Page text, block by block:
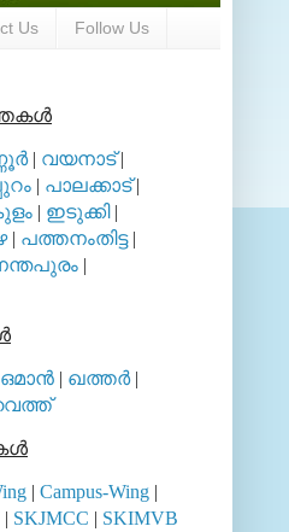
Us Follow Us
| വയനാട്|
| പാലക്കാട്|
| ഇടുക്കി|
| പത്തനംതിട്ട|
|
ഒമാന്‍ | ഖത്തര്‍|
| Campus-Wing |
| SKJMCC | SKIMVB